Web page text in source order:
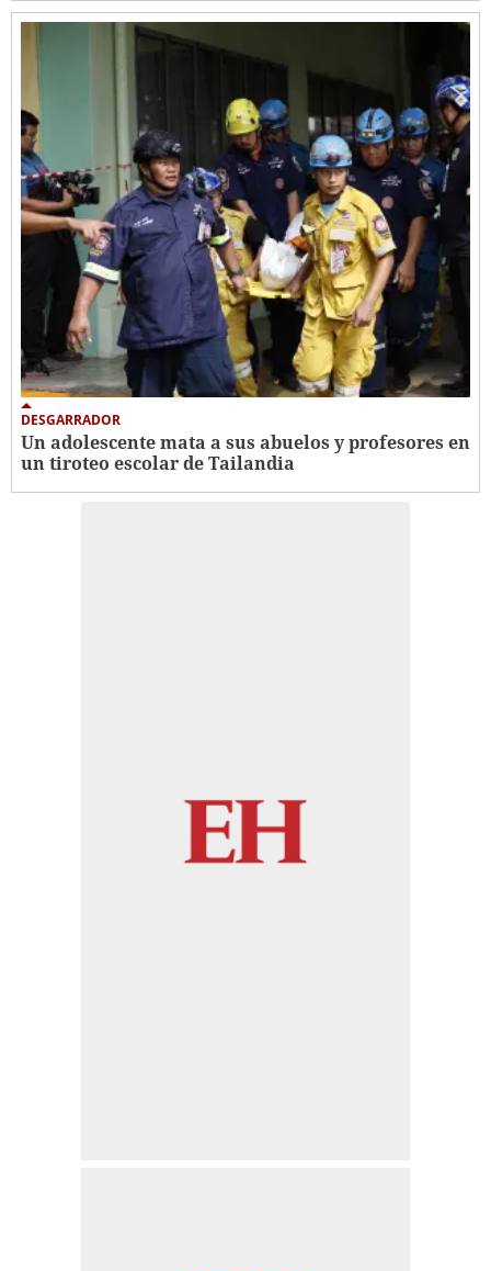
DESGARRADOR
Un adolescente mata a sus abuelos y profesores en
un tiroteo escolar de Tailandia